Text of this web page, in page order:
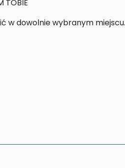
TOBIE
w dowolnie wybranym miejscu.